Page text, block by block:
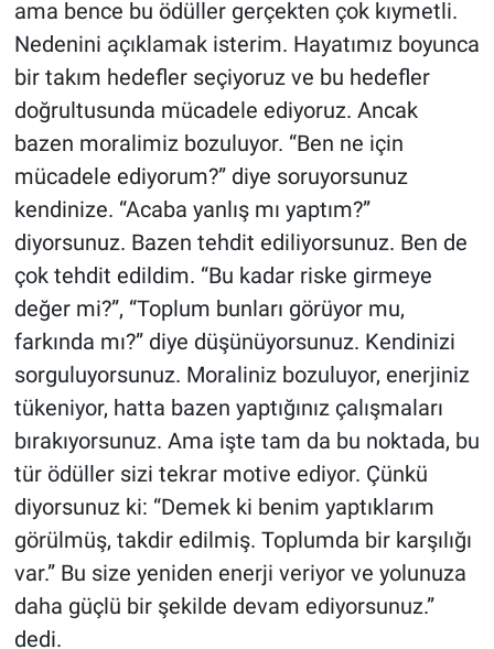
ama bence bu ödüller gerçekten çok kıymetli.
Nedenini açıklamak isterim. Hayatımız boyunca
bir takım hedefler seçiyoruz ve bu hedefler
doğrultusunda mücadele ediyoruz. Ancak
bazen moralimiz bozuluyor. “Ben ne için
mücadele ediyorum?” diye soruyorsunuz
kendinize. “Acaba yanlış mı yaptım?”
diyorsunuz. Bazen tehdit ediliyorsunuz. Ben de
çok tehdit edildim. “Bu kadar riske girmeye
değer mi?”, “Toplum bunları görüyor mu,
farkında mı?” diye düşünüyorsunuz. Kendinizi
sorguluyorsunuz. Moraliniz bozuluyor, enerjiniz
tükeniyor, hatta bazen yaptığınız çalışmaları
bırakıyorsunuz. Ama işte tam da bu noktada, bu
tür ödüller sizi tekrar motive ediyor. Çünkü
diyorsunuz ki: “Demek ki benim yaptıklarım
görülmüş, takdir edilmiş. Toplumda bir karşılığı
var.” Bu size yeniden enerji veriyor ve yolunuza
daha güçlü bir şekilde devam ediyorsunuz.”
dedi.